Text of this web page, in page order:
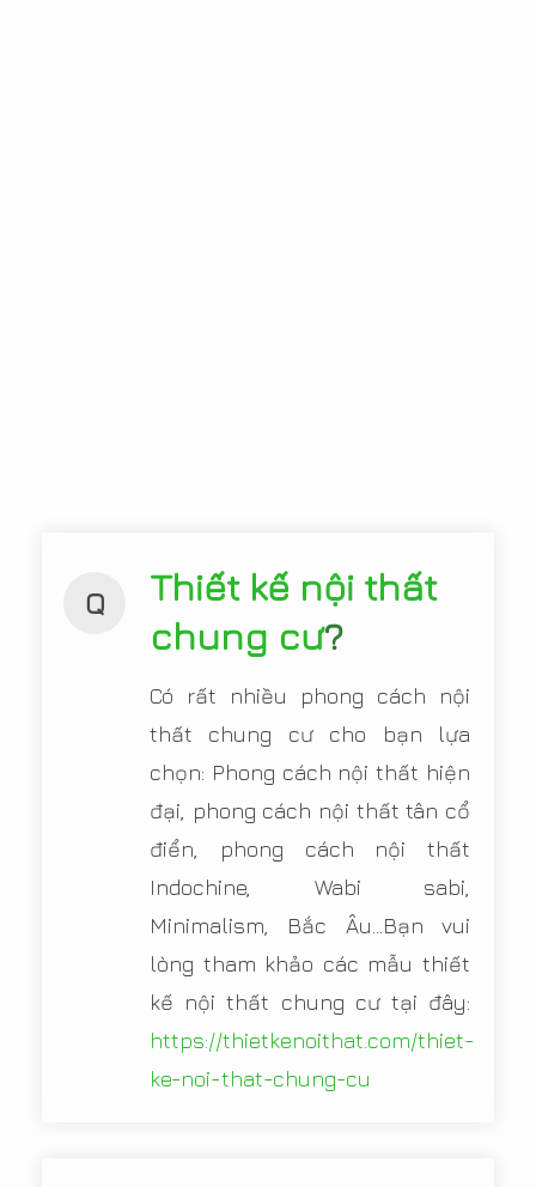
Q
Thiết kế nội thất
chung cư?
Có rất nhiều phong cách nội
thất chung cư cho bạn lựa
chọn: Phong cách nội thất hiện
đại, phong cách nội thất tân cổ
điển, phong cách nội thất
Indochine, Wabi sabi,
Minimalism, Bắc Âu...Bạn vui
lòng tham khảo các mẫu thiết
kế nội thất chung cư tại đây:
https://thietkenoithat.com/thiet-
ke-noi-that-chung-cu